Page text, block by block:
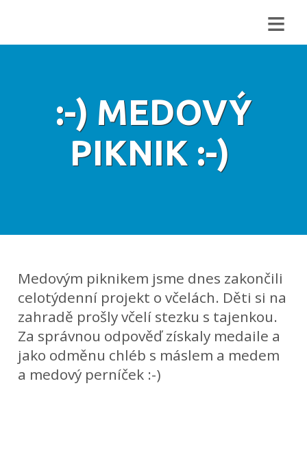
≡
:-) MEDOVÝ
PIKNIK :-)
Medovým piknikem jsme dnes zakončili
celotýdenní projekt o včelách. Děti si na
zahradě prošly včelí stezku s tajenkou.
Za správnou odpověď získaly medaile a
jako odměnu chléb s máslem a medem
a medový perníček :-)